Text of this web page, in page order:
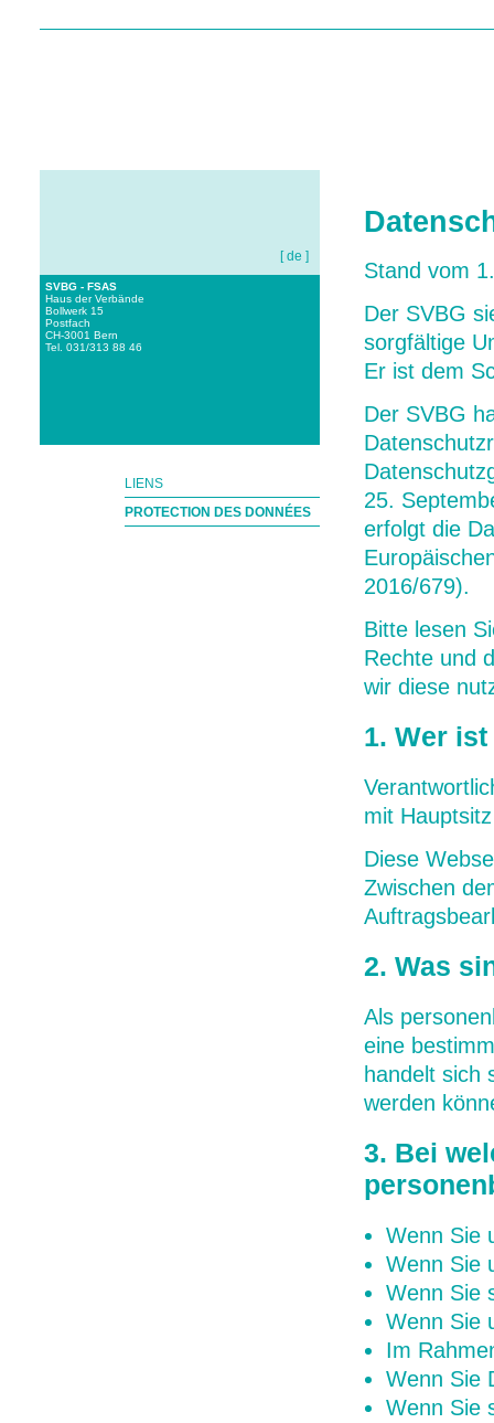
Stand vom
Der SVBG
sorgfältige
Er ist dem
Der SVBG
25.
erfolgt die
2016/679).
Bitte lesen
Rechte und
wir diese
1. Wer
mit
Diese
Zwischen
2. Was
Als
eine
handelt sich
werden
3. Bei
Wenn Sie
Wenn Sie
Wenn Sie
Wenn Sie
Im
Wenn Sie
Wenn Sie
[ de ]
SVBG - FSAS
Haus der Verbände
Bollwerk 15
Postfach
CH-3001 Bern
Tel. 031/313 88 46
LIENS
PROTECTION DES DONNÉES